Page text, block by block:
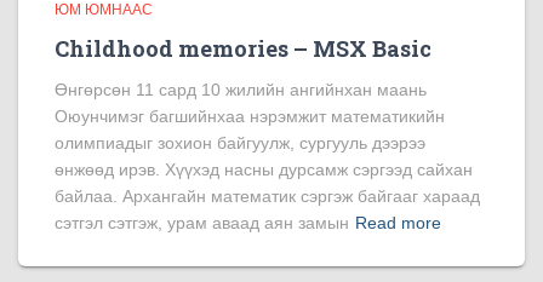
ЮМ ЮМНААС
Childhood memories – MSX Basic
Өнгөрсөн 11 сард 10 жилийн ангийнхан маань
Оюунчимэг багшийнхаа нэрэмжит математикийн
олимпиадыг зохион байгуулж, сургууль дээрээ
өнжөөд ирэв. Хүүхэд насны дурсамж сэргээд сайхан
байлаа. Архангайн математик сэргэж байгааг хараад
сэтгэл сэтгэж, урам аваад аян замын Read more